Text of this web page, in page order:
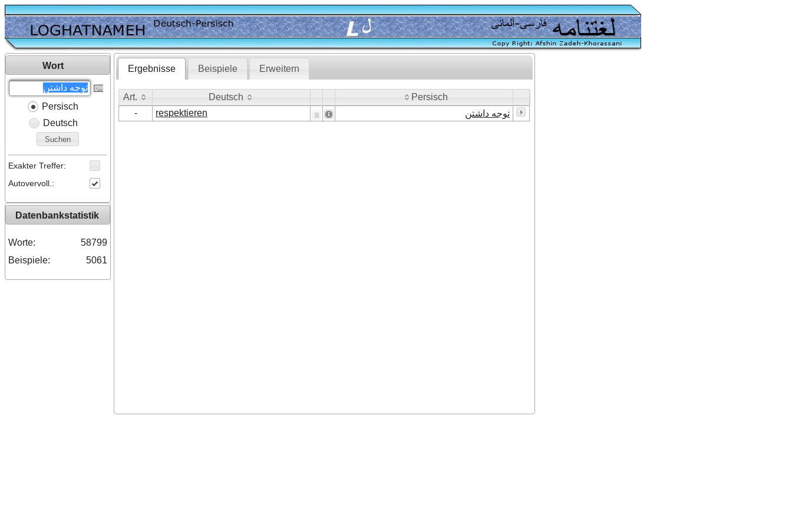
Wort
Persisch
Deutsch
Suchen
Exakter Treffer:
Autovervoll.:
Datenbankstatistik
Worte:
58799
Beispiele:
5061
Ergebnisse Beispiele Erweitern
Art. Deutsch
Persisch
- respektieren توجه داشتن